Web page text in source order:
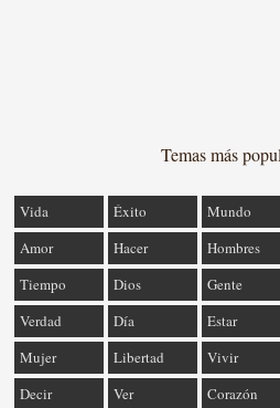
Temas más
Vida Éxito Mundo
Amor
Hacer Hombres
Tiempo
Dios Gente
Verdad
Día Estar
Mujer
Libertad Vivir
Decir
Ver Corazón